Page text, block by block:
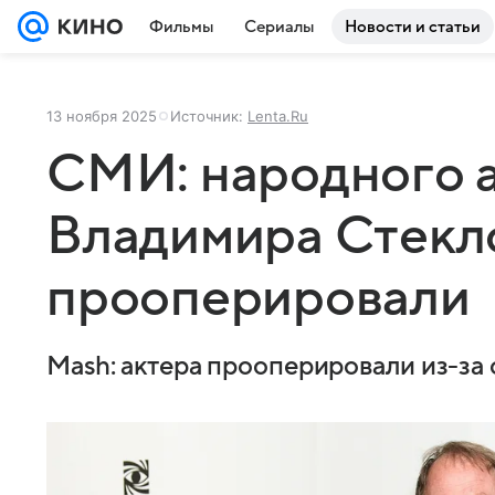
Фильмы Сериалы Новости и статьи
13 ноября 2025 Источник: Lenta.Ru
СМИ: народного
Владимира
прооперировали
Mash: актера прооперировали из-за